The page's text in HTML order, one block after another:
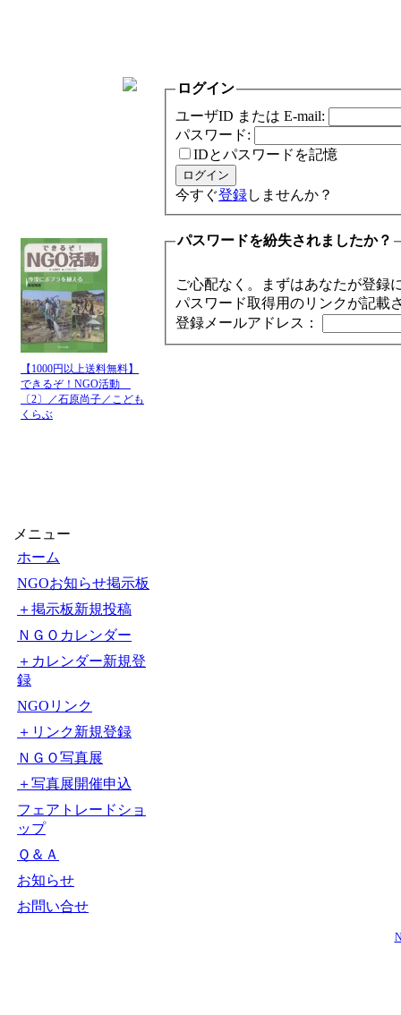
【1000円以上送料無料】
できるぞ！NGO活動
〔2〕／石原尚子／こども
くらぶ
メニュー
ホーム
NGOお知らせ掲示板
＋掲示板新規投稿
ＮＧＯカレンダー
＋カレンダー新規登
録
NGOリンク
＋リンク新規登録
ＮＧＯ写真展
＋写真展開催申込
フェアトレードショ
ップ
Ｑ＆Ａ
お知らせ
お問い合せ
ログイン
ユーザID または E-mail:
パスワード:
IDとパスワードを記憶
今すぐ登録しませんか？
パスワードを紛失されましたか？
ご心配なく。まずはあなたが登録
パスワード取得用のリンクが記載
登録メールアドレス：